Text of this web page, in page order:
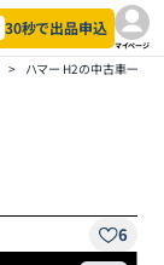
30秒で出品申込
マイページ
> ハマー H2の中古車一覧
6